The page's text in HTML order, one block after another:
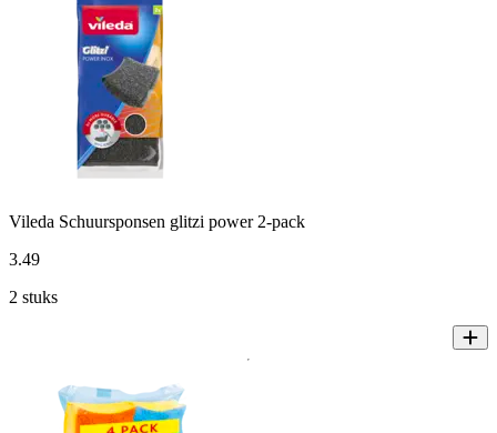
Vileda Schuursponsen glitzi power 2-pack
3.49
2 stuks